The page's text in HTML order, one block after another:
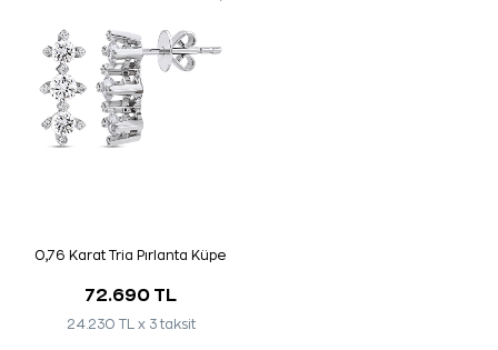
0,76 Karat Tria Pırlanta Küpe
72.690 TL
24.230 TL x 3 taksit